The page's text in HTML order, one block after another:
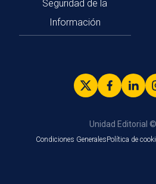
Seguridad de la
Información
Unidad Editorial
Condiciones GeneralesPolítica de